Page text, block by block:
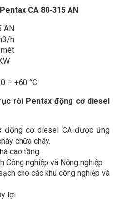
CA 80-315 AN
AN
h
÷ +60 °C
rời Pentax động cơ diesel
động cơ diesel CA được ứng
chữa cháy.
cao tầng.
Công nghiệp và Nông nghiệp
cho các khu công nghiệp và
lợi